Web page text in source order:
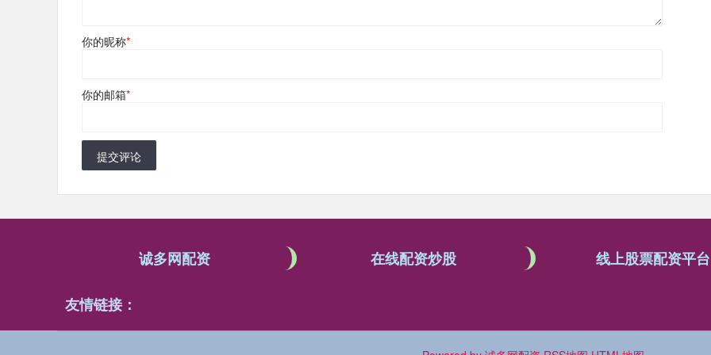
你的昵称*
你的邮箱*
提交评论
诚多网配资 在线配资炒股 线上股票配资平台
友情链接：